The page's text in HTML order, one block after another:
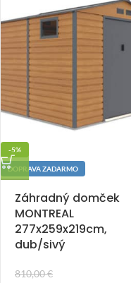
-5%
DOPRAVA ZADARMO
Záhradný domček
MONTREAL
277x259x219cm,
dub/sivý
810,00€